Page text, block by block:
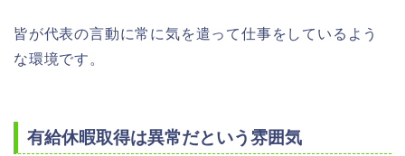
皆が代表の言動に常に気を遣って仕事をしているよう
な環境です。
有給休暇取得は異常だという雰囲気